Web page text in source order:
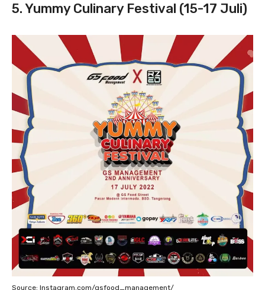
5. Yummy Culinary Festival (15-17 Juli)
Source: Instagram.com/gsfood_management/